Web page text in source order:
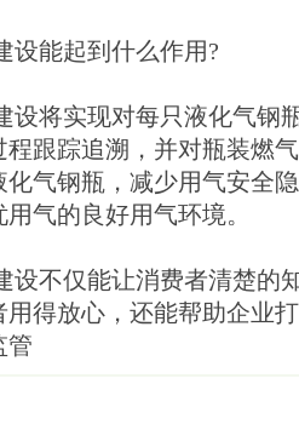
能起到什么作用?
将实现对每只液化气钢
程跟踪追溯，并对瓶装燃
气钢瓶，减少用气安全
气的良好用气环境。
不仅能让消费者清楚的
得放心，还能帮助企业
管